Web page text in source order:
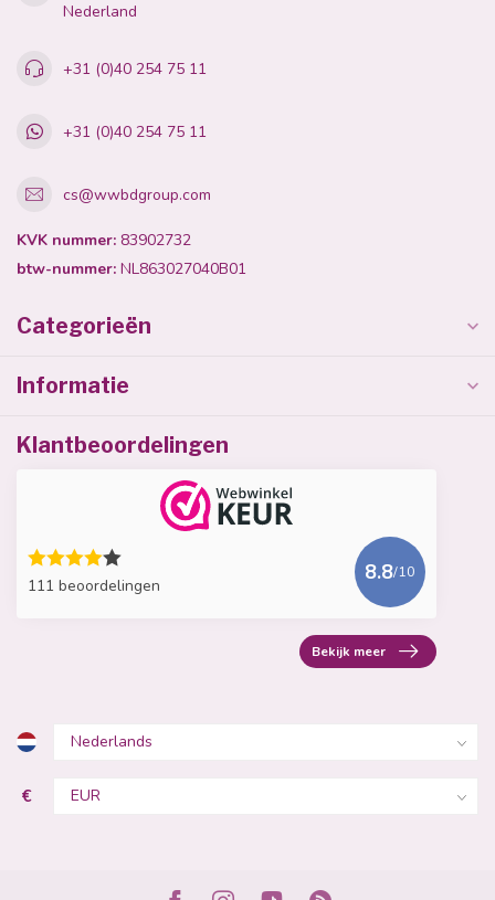
Nederland
+31 (0)40 254 75 11
+31 (0)40 254 75 11
cs@wwbdgroup.com
KVK nummer: 83902732
btw-nummer: NL863027040B01
Categorieën
Informatie
Klantbeoordelingen
111 beoordelingen
8.8/10
Bekijk meer
€